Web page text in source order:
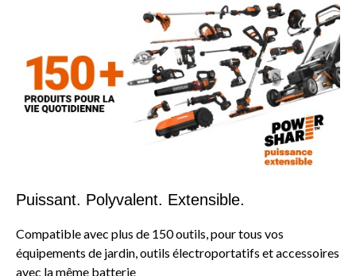
Puissant. Polyvalent. Extensible.
Compatible avec plus de 150 outils, pour tous vos
équipements de jardin, outils électroportatifs et accessoires
avec la même batterie